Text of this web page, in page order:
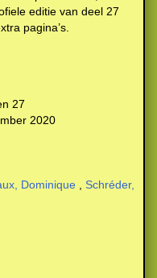
editie van deel 27
pagina’s.
27
2020
Dominique
Schréder,